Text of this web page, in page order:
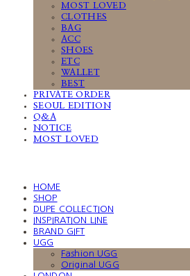
MOST LOVED
CLOTHES
BAG
ACC
SHOES
ETC
WALLET
BEST
PRIVATE ORDER
SEOUL EDITION
Q&A
NOTICE
MOST LOVED
HOME
SHOP
DUPE COLLECTION
INSPIRATION LINE
BRAND GIFT
UGG
Fashion UGG
Original UGG